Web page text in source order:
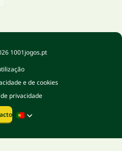
1001jogos.pt
e de cookies
privacidade